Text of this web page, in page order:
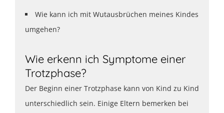
Wie kann ich mit Wutausbrüchen meines Kindes
umgehen?
Wie erkenn ich Symptome einer
Trotzphase?
Der Beginn einer Trotzphase kann von Kind zu Kind
unterschiedlich sein. Einige Eltern bemerken bei